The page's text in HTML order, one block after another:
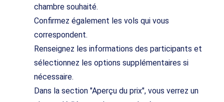
chambre souhaité.
Confirmez également les vols qui vous
correspondent.
Renseignez les informations des participants et
sélectionnez les options supplémentaires si
nécessaire.
Dans la section "Aperçu du prix", vous verrez un